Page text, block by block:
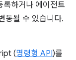
록하거나 에이전트
동될 수 있습니다.
(명령형 API)를